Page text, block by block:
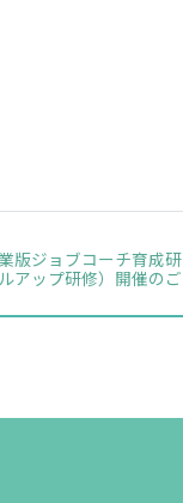
版ジョブコーチ育成研
アップ研修）開催のご